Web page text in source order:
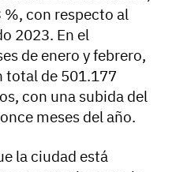
con respecto al
2023. En el
de enero y febrero,
total de 501.177
con una subida del
meses del año.
la ciudad está